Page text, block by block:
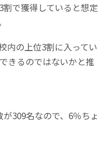
で獲得していると想定
内の上位3割に入ってい
きるのではないかと推
309名なので、6％ちょ